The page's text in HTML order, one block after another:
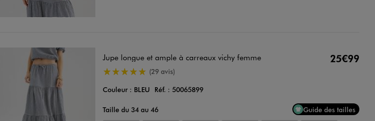
Jupe longue et ample à carreaux vichy femme 25€99
4.5/5 de moyenne
(29 avis)
Couleur : BLEU Réf. : 50065899
Taille du 34 au 46 Guide des tailles